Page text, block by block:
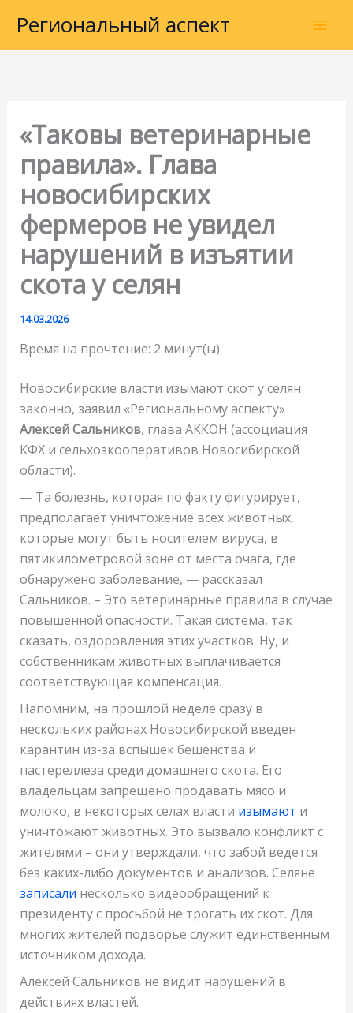
содержимому
Региональный аспект
«Таковы ветеринарные
правила». Глава
новосибирских
фермеров не увидел
нарушений в изъятии
скота у селян
14.03.2026
Время на прочтение: 2 минут(ы)
Новосибирские власти изымают скот у селян
законно, заявил «Региональному аспекту»
Алексей Сальников, глава АККОН (ассоциация
КФХ и сельхозкооперативов Новосибирской
области).
— Та болезнь, которая по факту фигурирует,
предполагает уничтожение всех животных,
которые могут быть носителем вируса, в
пятикилометровой зоне от места очага, где
обнаружено заболевание, — рассказал
Сальников. – Это ветеринарные правила в случае
повышенной опасности. Такая система, так
сказать, оздоровления этих участков. Ну, и
собственникам животных выплачивается
соответствующая компенсация.
Напомним, на прошлой неделе сразу в
нескольких районах Новосибирской введен
карантин из-за вспышек бешенства и
пастереллеза среди домашнего скота. Его
владельцам запрещено продавать мясо и
молоко, в некоторых селах власти изымают и
уничтожают животных. Это вызвало конфликт с
жителями – они утверждали, что забой ведется
без каких-либо документов и анализов. Селяне
записали несколько видеообращений к
президенту с просьбой не трогать их скот. Для
многих жителей подворье служит единственным
источником дохода.
Алексей Сальников не видит нарушений в
действиях властей.